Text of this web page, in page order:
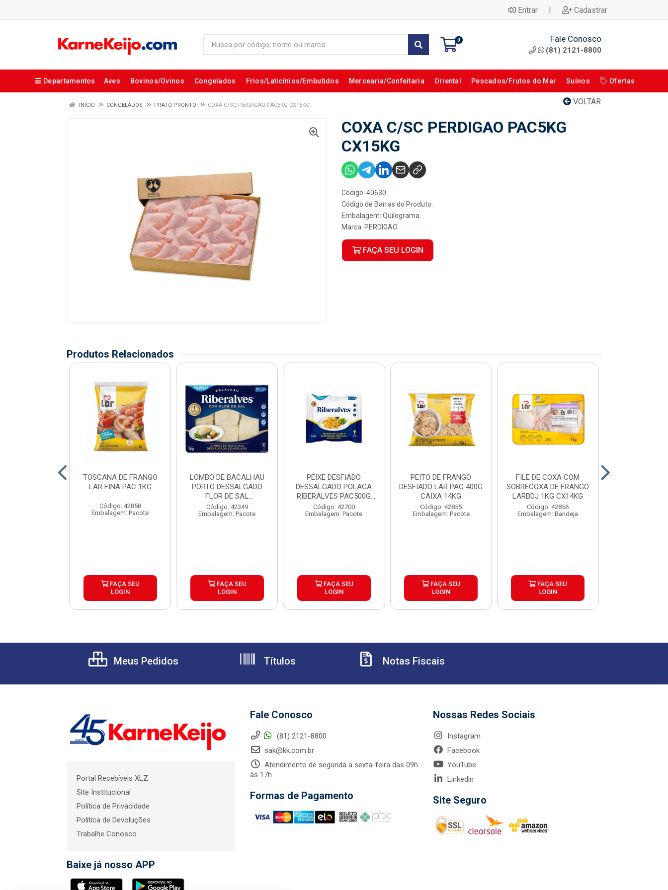
Entrar | Cadastrar
0 Fale Conosco
(81) 2121-8800
Departamentos Aves Bovinos/Ovinos Congelados Frios/Laticínios/Embutidos Mercearia/Confeitaria Oriental Pescados/Frutos do Mar Suínos Ofertas
VOLTAR
INÍCIO CONGELADOS PRATO PRONTO COXA C/SC PERDIGAO PAC5KG CX15KG
COXA C/SC PERDIGAO PAC5KG
CX15KG
Código: 40630
Código de Barras do Produto:
Embalagem: Quilograma
Marca: PERDIGAO
FAÇA SEU LOGIN
Produtos Relacionados
TOSCANA DE FRANGO
LAR FINA PAC 1KG
Código: 42858
Embalagem: Pacote
FAÇA SEU
LOGIN
LOMBO DE BACALHAU
PORTO DESSALGADO
FLOR DE SAL
RIBERALVES 1K...
Código: 42349
Embalagem: Pacote
FAÇA SEU
LOGIN
PEIXE DESFIADO
DESSALGADO POLACA
RIBERALVES PAC500G
CX7KG
Código: 42700
Embalagem: Pacote
FAÇA SEU
LOGIN
PEITO DE FRANGO
DESFIADO LAR PAC 400G
CAIXA 14KG
Código: 42855
Embalagem: Pacote
FAÇA SEU
LOGIN
FILE DE COXA COM
SOBRECOXA DE FRANGO
LARBDJ 1KG CX14KG
Código: 42856
Embalagem: Bandeja
FAÇA SEU
LOGIN
Meus Pedidos Títulos Notas Fiscais
Portal Recebíveis XLZ
Site Institucional
Política de Privacidade
Política de Devoluções
Trabalhe Conosco
Baixe já nosso APP
Fale Conosco
(81) 2121-8800
sak@kk.com.br
Atendimento de segunda a sexta-feira das 09h
às 17h
Formas de Pagamento
Nossas Redes Sociais
Instagram
Facebook
YouTube
Linkedin
Site Seguro